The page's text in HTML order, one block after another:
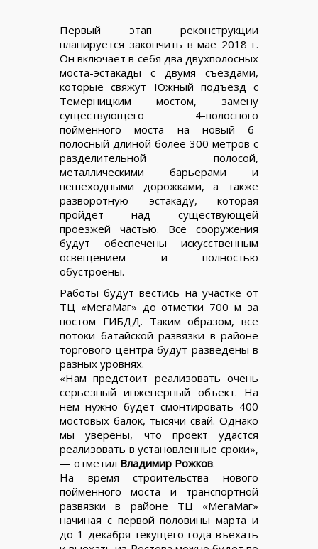
Первый этап реконструкции
планируется закончить в мае 2018 г.
Он включает в себя два двухполосных
моста-эстакады с двумя съездами,
которые свяжут Южный подъезд с
Темерницким мостом, замену
существующего 4-полосного
пойменного моста на новый 6-
полосный длиной более 300 метров с
разделительной полосой,
металлическими барьерами и
пешеходными дорожками, а также
разворотную эстакаду, которая
пройдет над существующей
проезжей частью. Все сооружения
будут обеспечены искусственным
освещением и полностью
обустроены.
Работы будут вестись на участке от
ТЦ «МегаМаг» до отметки 700 м за
постом ГИБДД. Таким образом, все
потоки батайской развязки в районе
торгового центра будут разведены в
разных уровнях.
«Нам предстоит реализовать очень
серьезный инженерный объект. На
нем нужно будет смонтировать 400
мостовых балок, тысячи свай. Однако
мы уверены, что проект удастся
реализовать в установленные сроки»,
— отметил Владимир Рожков.
На время строительства нового
пойменного моста и транспортной
развязки в районе ТЦ «МегаМаг»
начиная с первой половины марта и
до 1 декабря текущего года въехать